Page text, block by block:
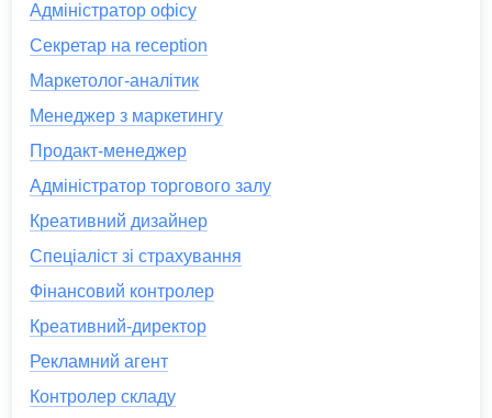
Адміністратор офісу
Секретар на reception
Маркетолог-аналітик
Менеджер з маркетингу
Продакт-менеджер
Адміністратор торгового залу
Креативний дизайнер
Спеціаліст зі страхування
Фінансовий контролер
Креативний-директор
Рекламний агент
Контролер складу